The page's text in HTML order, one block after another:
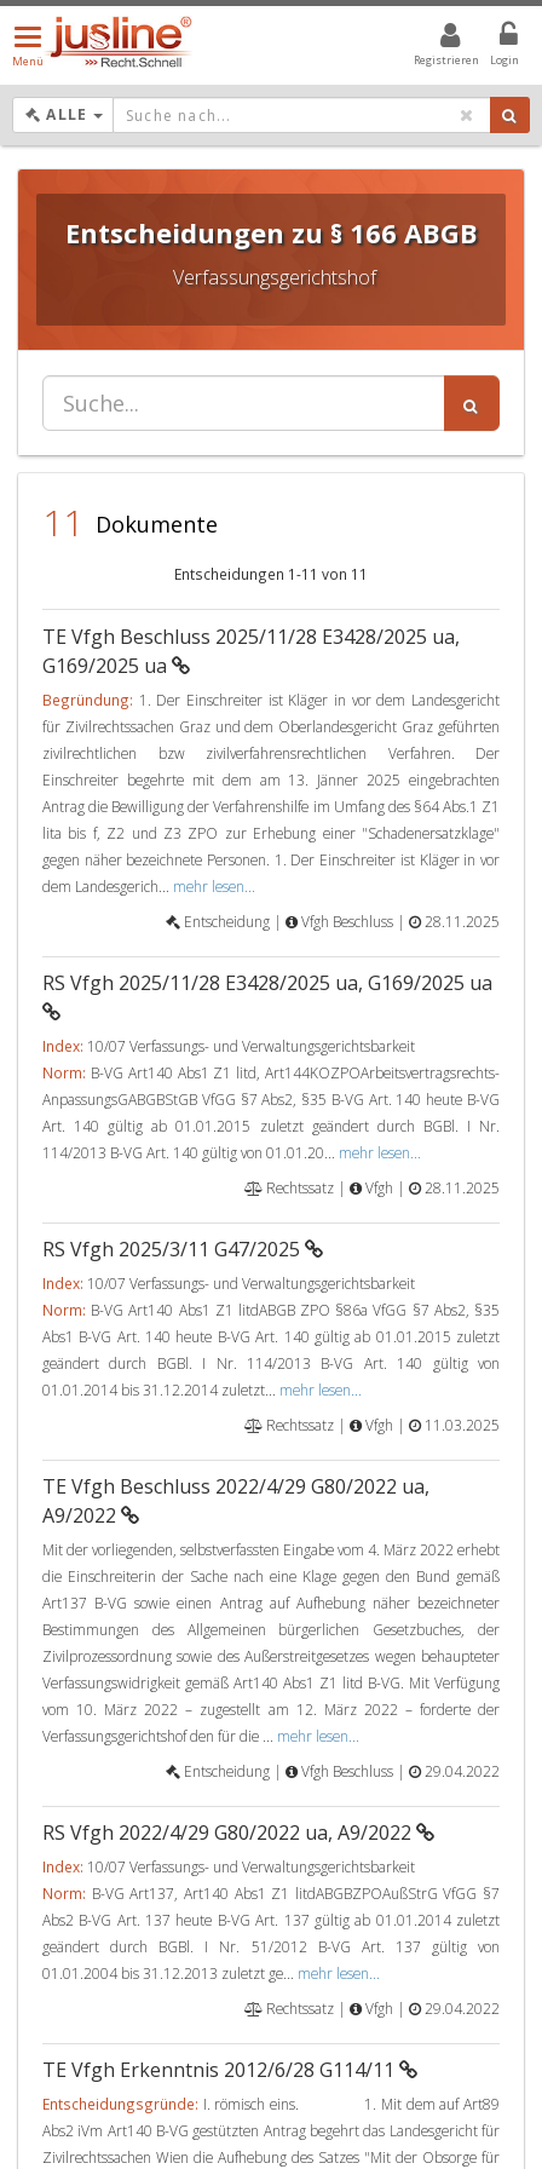
Registrieren Login
Menü
öffnen/schließen
Menü
ALLE DROPDOWN: GEWÄHLTER WERT IST ALLE
Entscheidungen zu § 166 ABGB
Verfassungsgerichtshof
11 Dokumente
Entscheidungen 1-11 von 11
TE Vfgh Beschluss 2025/11/28 E3428/2025 ua,
G169/2025 ua
Begründung: 1. Der Einschreiter ist Kläger in vor dem Landesgericht
für Zivilrechtssachen Graz und dem Oberlandesgericht Graz geführten
zivilrechtlichen bzw zivilverfahrensrechtlichen Verfahren. Der
Einschreiter begehrte mit dem am 13. Jänner 2025 eingebrachten
Antrag die Bewilligung der Verfahrenshilfe im Umfang des §64 Abs.1 Z1
lita bis f, Z2 und Z3 ZPO zur Erhebung einer "Schadenersatzklage"
gegen näher bezeichnete Personen. 1. Der Einschreiter ist Kläger in vor
dem Landesgerich... mehr lesen...
Entscheidung |
Vfgh Beschluss | 28.11.2025
RS Vfgh 2025/11/28 E3428/2025 ua, G169/2025 ua
Index: 10/07 Verfassungs- und Verwaltungsgerichtsbarkeit
Norm: B-VG Art140 Abs1 Z1 litd, Art144KOZPOArbeitsvertragsrechts-
AnpassungsGABGBStGB VfGG §7 Abs2, §35 B-VG Art. 140 heute B-VG
Art. 140 gültig ab 01.01.2015 zuletzt geändert durch BGBl. I Nr.
114/2013 B-VG Art. 140 gültig von 01.01.20... mehr lesen...
Rechtssatz |
Vfgh | 28.11.2025
RS Vfgh 2025/3/11 G47/2025
Index: 10/07 Verfassungs- und Verwaltungsgerichtsbarkeit
Norm: B-VG Art140 Abs1 Z1 litdABGB ZPO §86a VfGG §7 Abs2, §35
Abs1 B-VG Art. 140 heute B-VG Art. 140 gültig ab 01.01.2015 zuletzt
geändert durch BGBl. I Nr. 114/2013 B-VG Art. 140 gültig von
01.01.2014 bis 31.12.2014 zuletzt... mehr lesen...
Rechtssatz |
Vfgh | 11.03.2025
TE Vfgh Beschluss 2022/4/29 G80/2022 ua,
A9/2022
Mit der vorliegenden, selbstverfassten Eingabe vom 4. März 2022 erhebt
die Einschreiterin der Sache nach eine Klage gegen den Bund gemäß
Art137 B-VG sowie einen Antrag auf Aufhebung näher bezeichneter
Bestimmungen des Allgemeinen bürgerlichen Gesetzbuches, der
Zivilprozessordnung sowie des Außerstreitgesetzes wegen behaupteter
Verfassungswidrigkeit gemäß Art140 Abs1 Z1 litd B-VG. Mit Verfügung
vom 10. März 2022 – zugestellt am 12. März 2022 – forderte der
Verfassungsgerichtshof den für die ... mehr lesen...
Entscheidung |
Vfgh Beschluss | 29.04.2022
RS Vfgh 2022/4/29 G80/2022 ua, A9/2022
Index: 10/07 Verfassungs- und Verwaltungsgerichtsbarkeit
Norm: B-VG Art137, Art140 Abs1 Z1 litdABGBZPOAußStrG VfGG §7
Abs2 B-VG Art. 137 heute B-VG Art. 137 gültig ab 01.01.2014 zuletzt
geändert durch BGBl. I Nr. 51/2012 B-VG Art. 137 gültig von
01.01.2004 bis 31.12.2013 zuletzt ge... mehr lesen...
Rechtssatz |
Vfgh | 29.04.2022
TE Vfgh Erkenntnis 2012/6/28 G114/11
Entscheidungsgründe: I. römisch eins. 1. Mit dem auf Art89
Abs2 iVm Art140 B-VG gestützten Antrag begehrt das Landesgericht für
Zivilrechtssachen Wien die Aufhebung des Satzes "Mit der Obsorge für